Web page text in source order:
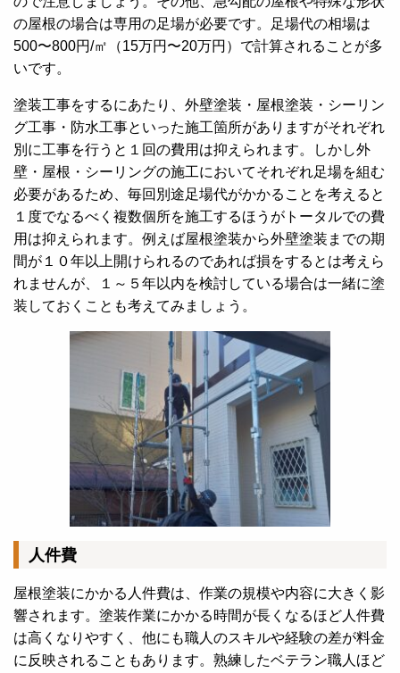
の屋根の場合は専用の足場が必要です。足場代の相場は
500〜800円/㎡（15万円〜20万円）で計算されることが多
いです。
塗装工事をするにあたり、外壁塗装・屋根塗装・シーリン
グ工事・防水工事といった施工箇所がありますがそれぞれ
別に工事を行うと１回の費用は抑えられます。しかし外
壁・屋根・シーリングの施工においてそれぞれ足場を組む
必要があるため、毎回別途足場代がかかることを考えると
１度でなるべく複数個所を施工するほうがトータルでの費
用は抑えられます。例えば屋根塗装から外壁塗装までの期
間が１０年以上開けられるのであれば損をするとは考えら
れませんが、１～５年以内を検討している場合は一緒に塗
装しておくことも考えてみましょう。
人件費
屋根塗装にかかる人件費は、作業の規模や内容に大きく影
響されます。塗装作業にかかる時間が長くなるほど人件費
は高くなりやすく、他にも職人のスキルや経験の差が料金
に反映されることもあります。熟練したベテラン職人ほど